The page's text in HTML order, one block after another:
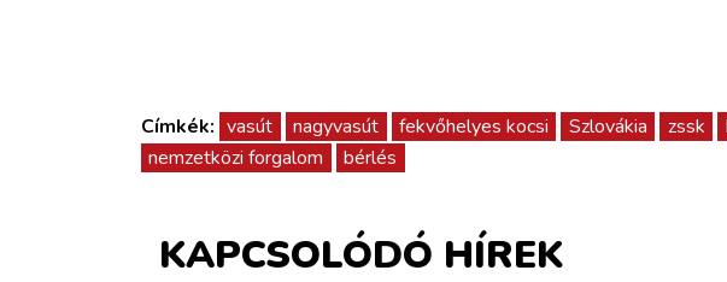
Címkék: vasút nagyvasút fekvőhelyes kocsi Szlovákia zssk
nemzetközi forgalom
bérlés
KAPCSOLÓDÓ HÍREK